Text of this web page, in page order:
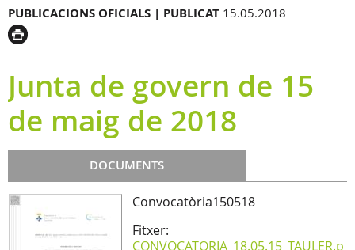
PUBLICACIONS OFICIALS | PUBLICAT 15.05.2018
Junta de govern de 15
de maig de 2018
DOCUMENTS
Convocatòria150518
Fitxer:
CONVOCATORIA_18.05.15_TAULER.p